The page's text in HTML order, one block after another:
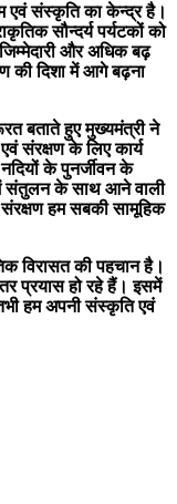
एवं संस्कृति का केन्द्र है।
सौन्दर्य पर्यटकों को
और अधिक बढ़
की दिशा में आगे बढ़ना
बताते हुए मुख्यमंत्री ने
संरक्षण के लिए कार्य
के पुनर्जीवन के
संतुलन के साथ आने वाली
संरक्षण हम सबकी सामूहिक
विरासत की पहचान है।
प्रयास हो रहे हैं। इसमें
हम अपनी संस्कृति एवं